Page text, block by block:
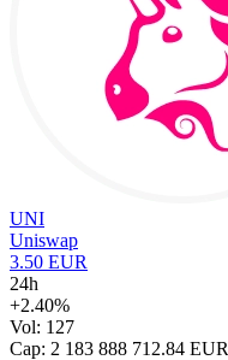
UNI
Uniswap
3.50 EUR
24h
+2.40%
Vol: 127
Cap: 2 183 888 712.84 EUR